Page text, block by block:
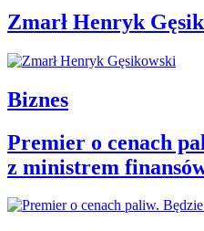
Zmarł Henryk
Biznes
Premier o cenach
z ministrem